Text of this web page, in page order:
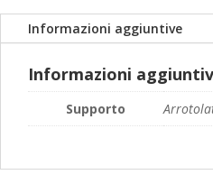
Informazioni aggiuntive
Informazioni
Supporto